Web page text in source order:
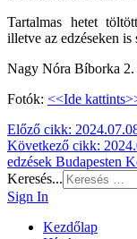
Tartalmas hetet
illetve az edzéseken
Nagy Nóra Bíborka 2.
Fotók: <<Ide
Előző cikk:
Következő cikk:
edzések Budapesten
Keresés...
Sign In
Kezdőlap